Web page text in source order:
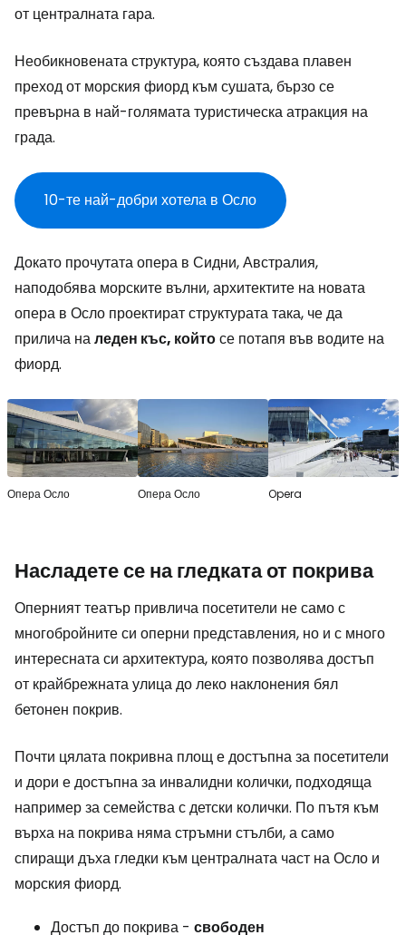
от централната гара.
Необикновената структура, която създава плавен
преход от морския фиорд към сушата, бързо се
превърна в най-голямата туристическа атракция на
града.
10-те най-добри хотела в Осло
Докато прочутата опера в Сидни, Австралия,
наподобява морските вълни, архитектите на новата
опера в Осло проектират структурата така, че да
прилича наледен къс, койтосе потапя във водите на
фиорд.
Опера Осло Опера Осло Opera
Насладете се на гледката от покрива
Оперният театър привлича посетители не само с
многобройните си оперни представления, но и с много
интересната си архитектура, която позволява достъп
от крайбрежната улица до леко наклонения бял
бетонен покрив.
Почти цялата покривна площ е достъпна за посетители
и дори е достъпна за инвалидни колички, подходяща
например за семейства с детски колички. По пътя към
върха на покрива няма стръмни стълби, а само
спиращи дъха гледки към централната част на Осло и
морския фиорд.
Достъп до покрива - свободен